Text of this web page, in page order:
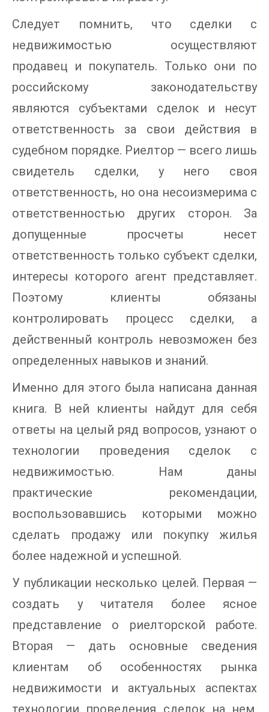
Следует помнить, что сделки с
недвижимостью осуществляют
продавец и покупатель. Только они по
российскому законодательству
являются субъектами сделок и несут
ответственность за свои действия в
судебном порядке. Риелтор — всего лишь
свидетель сделки, у него своя
ответственность, но она несоизмерима с
ответственностью других сторон. За
допущенные просчеты несет
ответственность только субъект сделки,
интересы которого агент представляет.
Поэтому клиенты обязаны
контролировать процесс сделки, а
действенный контроль невозможен без
определенных навыков и знаний.
Именно для этого была написана данная
книга. В ней клиенты найдут для себя
ответы на целый ряд вопросов, узнают о
технологии проведения сделок с
недвижимостью. Нам даны
практические рекомендации,
воспользовавшись которыми можно
сделать продажу или покупку жилья
более надежной и успешной.
У публикации несколько целей. Первая —
создать у читателя более ясное
представление о риелторской работе.
Вторая — дать основные сведения
клиентам об особенностях рынка
недвижимости и актуальных аспектах
технологии проведения сделок на нем,